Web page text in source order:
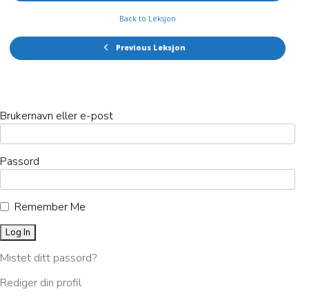
Previous Leksjon
Back to Leksjon
Brukernavn eller e-post
Passord
Remember Me
Mistet ditt passord?
Rediger din profil